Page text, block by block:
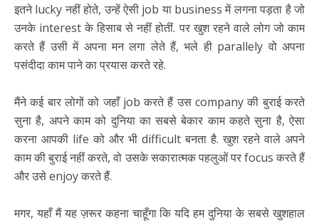
इतने lucky नहीं होते, उन्हें ऐसी job या business में लगना पड़ता है जो
उनके interest के हिसाब से नहीं होतीं. पर खुश रहने वाले लोग जो काम
करते हैं उसी में अपना मन लगा लेते हैं, भले ही parallely वो अपना
पसंदीदा काम पाने का प्रयास करते रहे.
मैंने कई बार लोगों को जहाँ job करते हैं उस company की बुराई करते
सुना है, अपने काम को दुनिया का सबसे बेकार काम कहते सुना है, ऐसा
करना आपकी life को और भी difficult बनता है. खुश रहने वाले अपने
काम की बुराई नहीं करते, वो उसके सकारात्मक पहलुओं पर focus करते हैं
और उसे enjoy करते हैं.
मगर, यहाँ मैं यह ज़रूर कहना चाहूँगा कि यदि हम दुनिया के सबसे खुशहाल